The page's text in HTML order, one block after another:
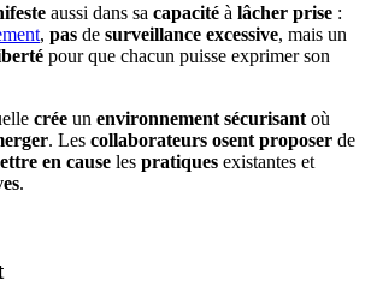
aussi dans sa capacité à lâcher prise :
, pas de surveillance excessive, mais un
pour que chacun puisse exprimer son
crée un environnement sécurisant où
. Les collaborateurs osent proposer de
en cause les pratiques existantes et
.